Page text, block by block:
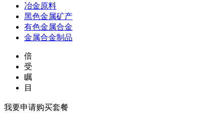
冶金原料
黑色金属矿产
有色金属合金
金属合金制品
倍
受
瞩
目
我要申请购买套餐